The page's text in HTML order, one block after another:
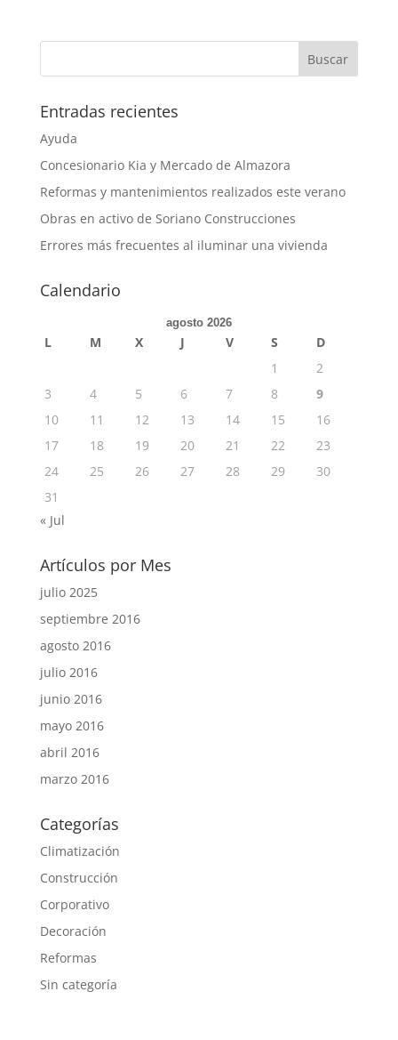
Entradas recientes
Ayuda
Concesionario Kia y Mercado de Almazora
Reformas y mantenimientos realizados este verano
Obras en activo de Soriano Construcciones
Errores más frecuentes al iluminar una vivienda
Calendario
agosto 2026
L M X J V S
D
1
2
3
4 5 6 7 8
9
10
11 12 13 14 15
16
17
18 19 20 21 22
23
24
25 26 27 28 29
30
31
« Jul
Artículos por Mes
julio 2025
septiembre 2016
agosto 2016
julio 2016
junio 2016
mayo 2016
abril 2016
marzo 2016
Categorías
Climatización
Construcción
Corporativo
Decoración
Reformas
Sin categoría